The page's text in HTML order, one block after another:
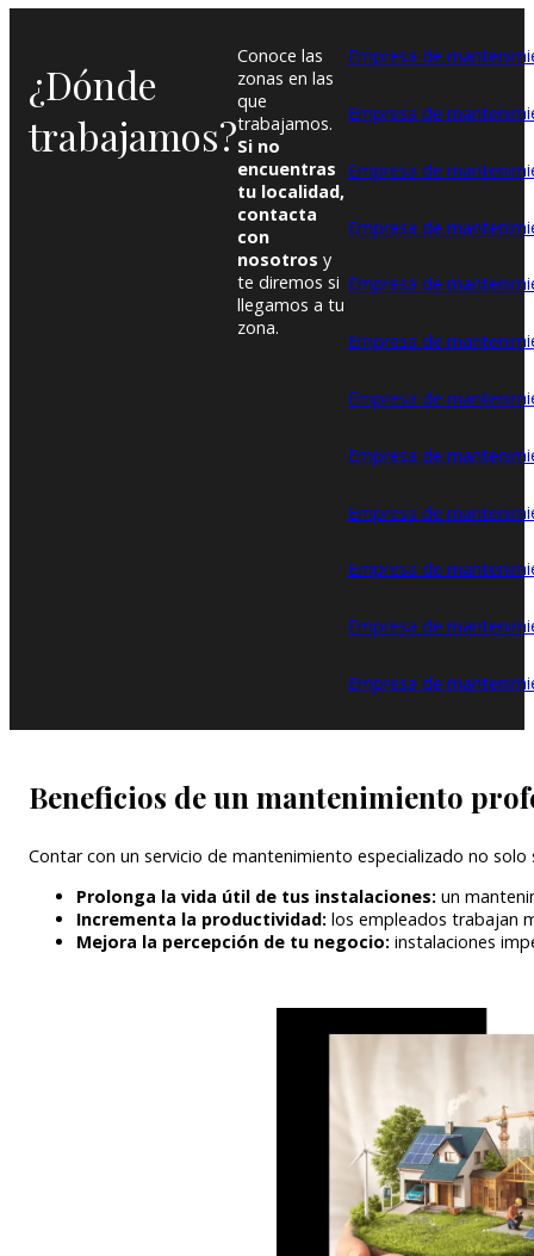
¿Dónde
trabajamos?
Conoce las
zonas en las
que
trabajamos.
Si no
encuentras
tu localidad,
contacta
con
nosotros y
te diremos si
llegamos a tu
zona.
Empresa de
Empresa de
Empresa de
Empresa de
Empresa de
Empresa de
Empresa de
Empresa de
Empresa de
Empresa de
Empresa de
Empresa de
Beneficios de un mantenimiento
Contar con un servicio de mantenimiento especializado no
Prolonga la vida útil de tus instalaciones: un
Incrementa la productividad: los empleados trabajan
Mejora la percepción de tu negocio: instalaciones